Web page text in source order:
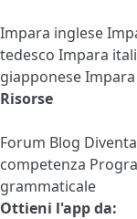
Impara inglese
tedesco Impara
giapponese
Risorse
Forum Blog
competenza
grammaticale
Ottieni l'app da: